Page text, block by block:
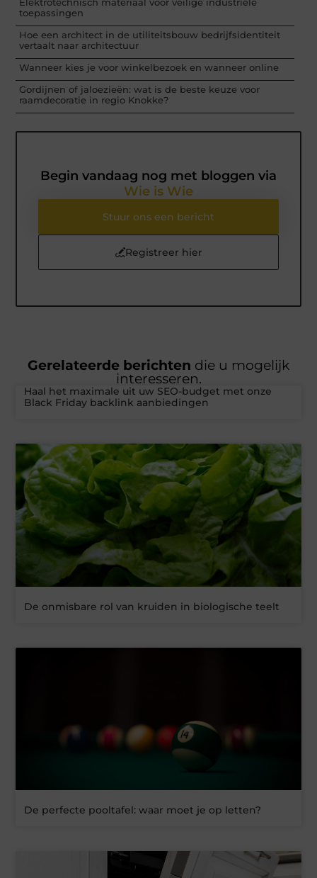
toepassingen
Hoe een architect in de utiliteitsbouw bedrijfsidentiteit
vertaalt naar architectuur
Wanneer kies je voor winkelbezoek en wanneer online
Gordijnen of jaloezieën: wat is de beste keuze voor
raamdecoratie in regio Knokke?
Begin vandaag nog met bloggen via
Wie is Wie
Stuur ons een bericht
Registreer hier
Gerelateerde berichten die u mogelijk
interesseren.
Haal het maximale uit uw SEO-budget met onze
Black Friday backlink aanbiedingen
De onmisbare rol van kruiden in biologische teelt
De perfecte pooltafel: waar moet je op letten?